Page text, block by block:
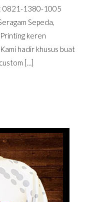
0821-1380-1005
Sepeda,
keren
hadir khusus buat
[…]